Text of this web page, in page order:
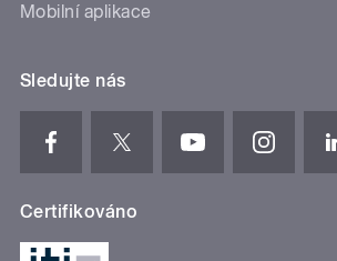
Mobilní aplikace
Sledujte nás
Certifikováno